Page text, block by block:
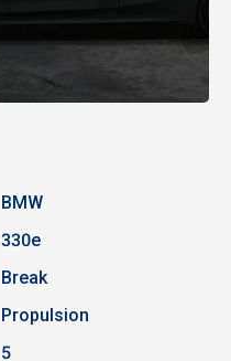
BMW
330e
Break
Propulsion
5